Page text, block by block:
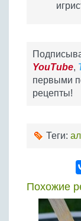
YouTube,
первыми
рецепты!
Теги:
Похожие